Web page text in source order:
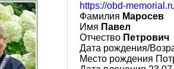
https://obd-
Фамилия Маросев
Имя Павел
Отчество Петрович
Дата рождения/
Место рождения